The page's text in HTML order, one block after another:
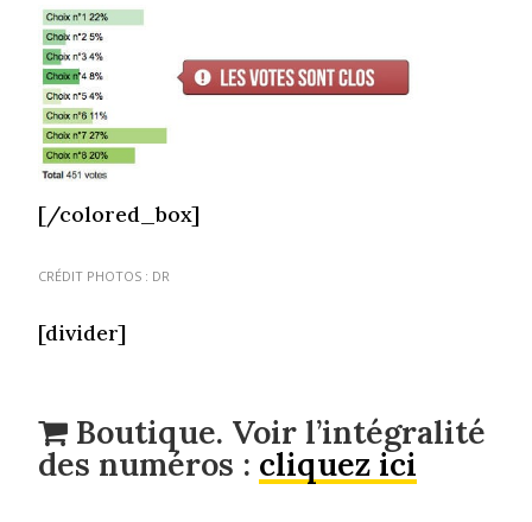
[/colored_box]
CRÉDIT PHOTOS : DR
[divider]
Boutique. Voir l’intégralité
des numéros : cliquez ici